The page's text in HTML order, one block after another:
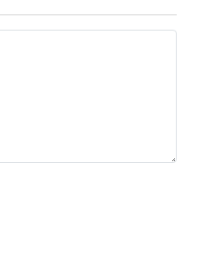
精
進